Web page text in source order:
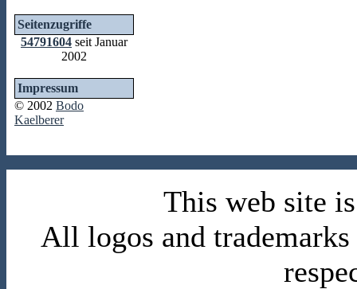
Seitenzugriffe
54791604 seit Januar
2002
Impressum
© 2002 Bodo
Kaelberer
This web site
All logos and